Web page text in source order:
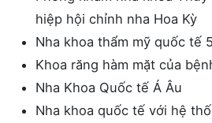
hiệp hội chỉnh nha Hoa Kỳ
Nha khoa thẩm mỹ quốc tế
Khoa răng hàm mặt của
Nha Khoa Quốc tế Á Âu
Nha khoa quốc tế với hệ